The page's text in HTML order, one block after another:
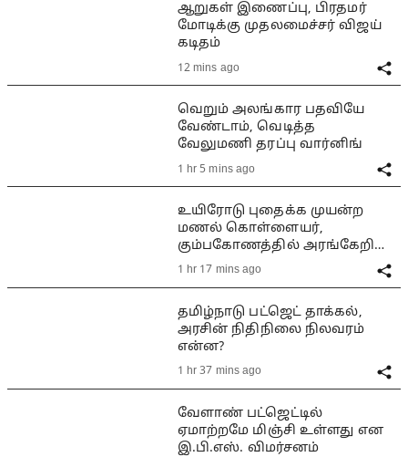
ஆறுகள் இணைப்பு, பிரதமர்
மோடிக்கு முதலமைச்சர் விஜய்
கடிதம்
12 mins ago
வெறும் அலங்கார பதவியே
வேண்டாம், வெடித்த
வேலுமணி தரப்பு வார்னிங்
1 hr 5 mins ago
உயிரோடு புதைக்க முயன்ற
மணல் கொள்ளையர்,
கும்பகோணத்தில் அரங்கேறிய
பயங்கரம்
1 hr 17 mins ago
தமிழ்நாடு பட்ஜெட் தாக்கல்,
அரசின் நிதிநிலை நிலவரம்
என்ன?
1 hr 37 mins ago
வேளாண் பட்ஜெட்டில்
ஏமாற்றமே மிஞ்சி உள்ளது என
இ.பி.எஸ். விமர்சனம்